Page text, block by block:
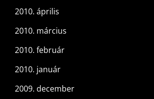
2010. április
2010. március
2010. február
2010. január
2009. december